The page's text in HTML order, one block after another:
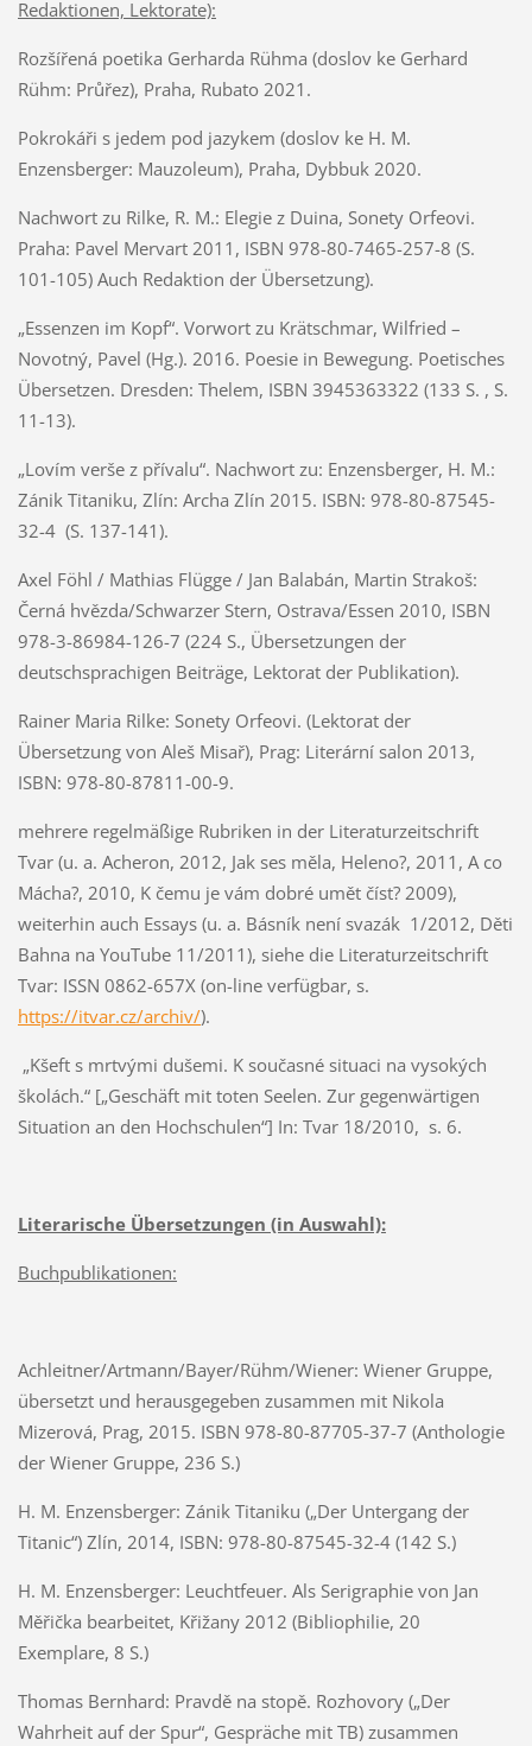
Redaktionen, Lektorate):
Rozšířená poetika Gerharda Rühma (doslov ke Gerhard
Rühm: Průřez), Praha, Rubato 2021.
Pokrokáři s jedem pod jazykem (doslov ke H. M.
Enzensberger: Mauzoleum), Praha, Dybbuk 2020.
Nachwort zu Rilke, R. M.: Elegie z Duina, Sonety Orfeovi.
Praha: Pavel Mervart 2011, ISBN 978-80-7465-257-8 (S.
101-105) Auch Redaktion der Übersetzung).
„Essenzen im Kopf“. Vorwort zu Krätschmar, Wilfried –
Novotný, Pavel (Hg.). 2016. Poesie in Bewegung. Poetisches
Übersetzen. Dresden: Thelem, ISBN 3945363322 (133 S. , S.
11-13).
„Lovím verše z přívalu“. Nachwort zu: Enzensberger, H. M.:
Zánik Titaniku, Zlín: Archa Zlín 2015. ISBN: 978-80-87545-
32-4 (S. 137-141).
Axel Föhl / Mathias Flügge / Jan Balabán, Martin Strakoš:
Černá hvězda/Schwarzer Stern, Ostrava/Essen 2010, ISBN
978-3-86984-126-7 (224 S., Übersetzungen der
deutschsprachigen Beiträge, Lektorat der Publikation).
Rainer Maria Rilke: Sonety Orfeovi. (Lektorat der
Übersetzung von Aleš Misař), Prag: Literární salon 2013,
ISBN: 978-80-87811-00-9.
mehrere regelmäßige Rubriken in der Literaturzeitschrift
Tvar (u. a. Acheron, 2012, Jak ses měla, Heleno?, 2011, A co
Mácha?, 2010, K čemu je vám dobré umět číst? 2009),
weiterhin auch Essays (u. a. Básník není svazák 1/2012, Děti
Bahna na YouTube 11/2011), siehe die Literaturzeitschrift
Tvar: ISSN 0862-657X (on-line verfügbar, s.
https://itvar.cz/archiv/).
„Kšeft s mrtvými dušemi. K současné situaci na vysokých
školách.“ [„Geschäft mit toten Seelen. Zur gegenwärtigen
Situation an den Hochschulen“] In: Tvar 18/2010, s. 6.
Literarische Übersetzungen (in Auswahl):
Buchpublikationen:
Achleitner/Artmann/Bayer/Rühm/Wiener: Wiener Gruppe,
übersetzt und herausgegeben zusammen mit Nikola
Mizerová, Prag, 2015. ISBN 978-80-87705-37-7 (Anthologie
der Wiener Gruppe, 236 S.)
H. M. Enzensberger: Zánik Titaniku („Der Untergang der
Titanic“) Zlín, 2014, ISBN: 978-80-87545-32-4 (142 S.)
H. M. Enzensberger: Leuchtfeuer. Als Serigraphie von Jan
Měřička bearbeitet, Křižany 2012 (Bibliophilie, 20
Exemplare, 8 S.)
Thomas Bernhard: Pravdě na stopě. Rozhovory („Der
Wahrheit auf der Spur“, Gespräche mit TB) zusammen